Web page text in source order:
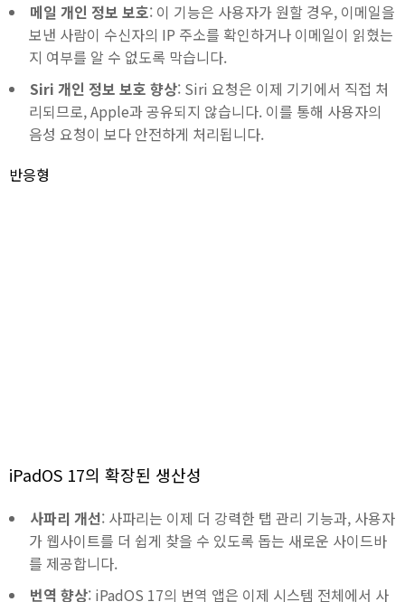
메일 개인 정보 보호: 이 기능은 사용자가 원할 경우, 이메일을
보낸 사람이 수신자의 IP 주소를 확인하거나 이메일이 읽혔는
지 여부를 알 수 없도록 막습니다.
Siri 개인 정보 보호 향상: Siri 요청은 이제 기기에서 직접 처
리되므로, Apple과 공유되지 않습니다. 이를 통해 사용자의
음성 요청이 보다 안전하게 처리됩니다.
반응형
iPadOS 17의 확장된 생산성
사파리 개선: 사파리는 이제 더 강력한 탭 관리 기능과, 사용자
가 웹사이트를 더 쉽게 찾을 수 있도록 돕는 새로운 사이드바
를 제공합니다.
번역 향상: iPadOS 17의 번역 앱은 이제 시스템 전체에서 사